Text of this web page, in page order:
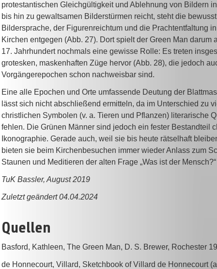
protestantischen Gleichgültigkeit und Ablehnung von Bildern
bis hin zu gewaltsamen Bilderstürmen reicht, steht die
Bildersprache, der Figurenreichtum und die Prachtentfaltung
Kirchen entgegen (Abb. 27). Dort spielt der Green Man darum
17. Jahrhundert nochmals eine gewisse Rolle: Es treten
grotesken, maskenhaften Züge hervor (Abb. 28), die jedoch
Vorgängerepochen schon nachweisbar sind.
Eine alle Epochen und Orte umfassende Deutung der
lässt sich nicht abschließend ermitteln, da im Unterschied zu
christlichen Symbolen (v. a. Tieren und Pflanzen) literarische
fehlen. Die Grünen Männer sind jedoch ein fester Bestandteil
Ikonographie. Gerade auch, weil sie bis heute rätselhaft
bieten sie beim Kirchenbesuchen immer wieder Anlass zum
Staunen und Meditieren der alten Frage „Was ist der Mensch?“
TuK Bassler, August 2019
Zuletzt geändert 04.04.2024
Quellen
Basford, Kathleen, The Green Man, D. S. Brewer, Rochester
de Honnecourt, Villard, Sketchbook of Villard de Honnecourt